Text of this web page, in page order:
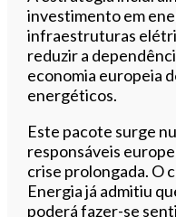
investimento em
infraestruturas
reduzir a
economia europeia
energéticos.
Este pacote surge
responsáveis
crise prolongada. O
Energia já admitiu
poderá fazer-se